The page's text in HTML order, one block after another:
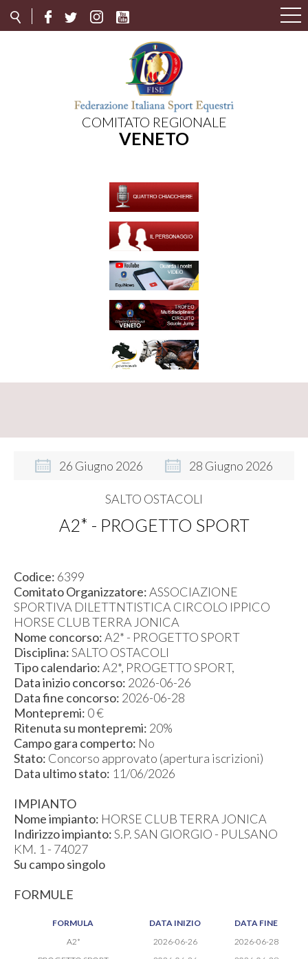
COMITATO REGIONALE
VENETO
26 Giugno 2026 28 Giugno 2026
A2* - PROGETTO SPORT
Codice: 6399
Comitato Organizzatore:ASSOCIAZIONE
SPORTIVA DILETTNTISTICA CIRCOLO IPPICO
HORSE CLUB TERRA JONICA
Nome concorso:A2* - PROGETTO SPORT
Disciplina:SALTO OSTACOLI
Tipo calendario:A2*, PROGETTO SPORT,
Data inizio concorso: 2026-06-26
Data fine concorso: 2026-06-28
Montepremi: 0 €
Ritenuta su montepremi: 20%
Campo gara comperto: No
Stato: Concorso approvato (apertura iscrizioni)
Data ultimo stato: 11/06/2026
IMPIANTO
Nome impianto: HORSE CLUB TERRA JONICA
Indirizzo impianto:S.P. SAN GIORGIO - PULSANO
KM. 1 - 74027
Su campo singolo
FORMULE
FORMULA DATA INIZIO
DATA FINE
A2*
2026-06-26
2026-06-28
SALTO OSTACOLI